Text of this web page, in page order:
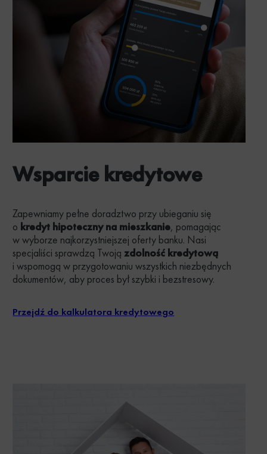
Wsparcie kredytowe
Zapewniamy pełne doradztwo przy ubieganiu się
o kredyt hipoteczny na mieszkanie, pomagając
w wyborze najkorzystniejszej oferty banku. Nasi
specjaliści sprawdzą Twojązdolność kredytową
i wspomogą w przygotowaniu wszystkich niezbędnych
dokumentów, aby proces był szybki i bezstresowy.
Przejdź do kalkulatora kredytowego